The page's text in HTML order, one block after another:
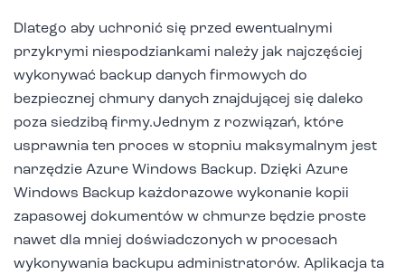
Dlatego aby uchronić się przed ewentualnymi
przykrymi niespodziankami należy jak najczęściej
wykonywać backup danych firmowych do
bezpiecznej chmury danych znajdującej się daleko
poza siedzibą firmy.Jednym z rozwiązań, które
usprawnia ten proces w stopniu maksymalnym jest
narzędzie Azure Windows Backup. Dzięki Azure
Windows Backup każdorazowe wykonanie kopii
zapasowej dokumentów w chmurze będzie proste
nawet dla mniej doświadczonych w procesach
wykonywania backupu administratorów. Aplikacja ta